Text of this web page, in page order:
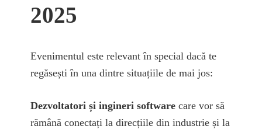
2025
Evenimentul este relevant în special dacă te
regăsești în una dintre situațiile de mai jos:
Dezvoltatori și ingineri software care vor să
rămână conectați la direcțiile din industrie și la